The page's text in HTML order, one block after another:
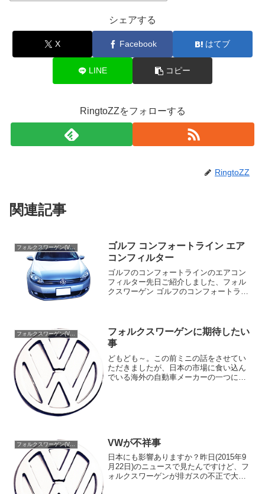
シェアする
X Facebook はてブ
LINE コピー
RingtoZZをフォローする
RingtoZZ
関連記事
フォルクスワーゲン(Volks Wagen)
ゴルフ コンフォートライン エア
コンフィルター
ゴルフのコンフォートラインのエアコン
フィルター先日ご紹介しました、フォル
クスワーゲン ゴルフのコンフォートライ
思いますが、実際に左ハ...
フォルクスワーゲンに期待したい
事
どもども～。この前ミニの話をさせてい
ただきましたが、日本の市場に食い込ん
でいる海外の自動車メーカーの一つにＶ
フォルクスワーゲン(Volks Wagen) VWが不祥事
日本にも影響ありますか？昨日(2015年9
月22日)のニュースで見たんですけど、フ
ォルクスワーゲンが排ガスの不正で大問